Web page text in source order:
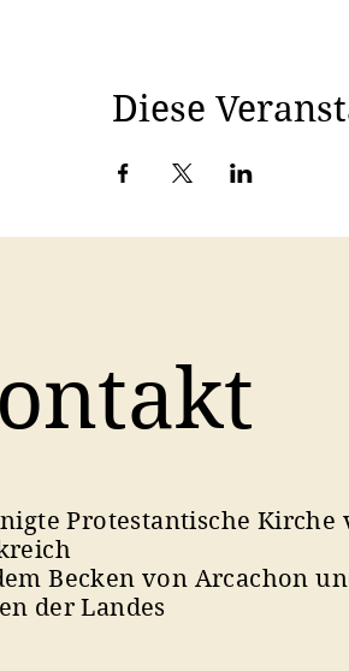
Diese
Protestantische Kirche
Becken von Arcachon
der Landes